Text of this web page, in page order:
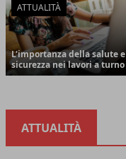
ATTUALITÀ
L'importanza della salute e
sicurezza nei lavori a turno
ATTUALITÀ